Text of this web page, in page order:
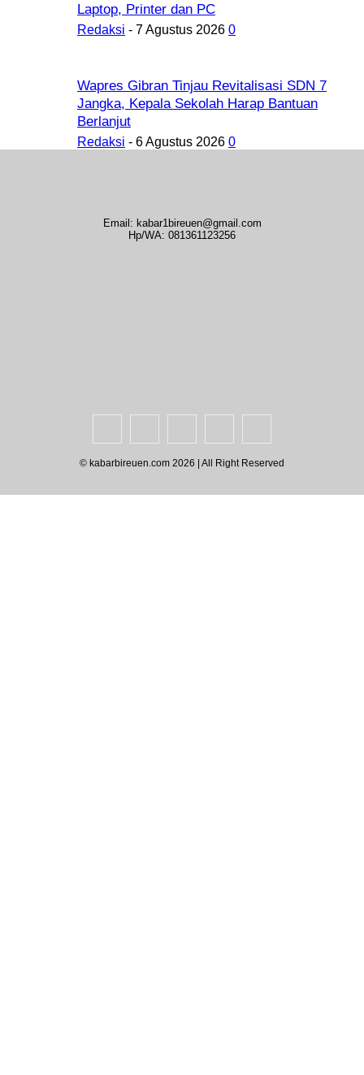
Laptop, Printer dan PC
Redaksi - 7 Agustus 2026 0
Wapres Gibran Tinjau Revitalisasi SDN 7
Jangka, Kepala Sekolah Harap Bantuan
Berlanjut
Redaksi - 6 Agustus 2026 0
Email: kabar1bireuen@gmail.com
Hp/WA: 081361123256
© kabarbireuen.com 2026 | All Right Reserved